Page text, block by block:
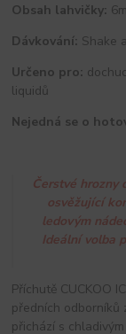
Obsah lahvičky:
Dávkování: Shake
Určeno pro:
liquidů
Nejedná se o
Čerstvé hrozny
osvěžující
ledovým
Ideální volba
Příchutě CUCKOO
předních odborníků
přichází s